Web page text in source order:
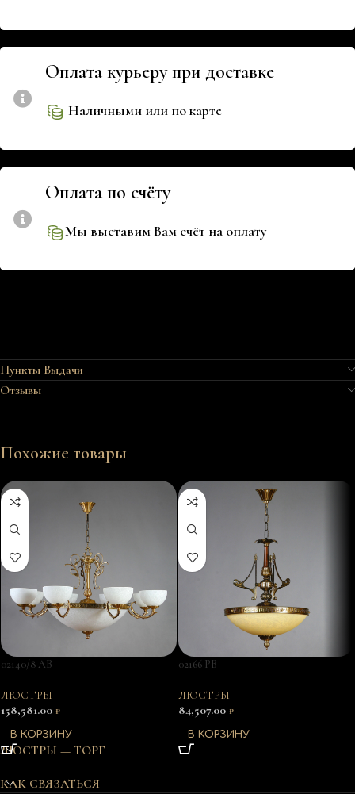
Оплата курьеру при доставке
Наличными или по карте
Оплата по счёту
Мы выставим Вам счёт на оплату
Пункты Выдачи
Отзывы
Похожие товары
02140/8 AB
ЛЮСТРЫ
158,581.00 ₽
В КОРЗИНУ
02166 PB
ЛЮСТРЫ
84,507.00 ₽
В КОРЗИНУ
ЛЮСТРЫ — ТОРГ
КАК СВЯЗАТЬСЯ